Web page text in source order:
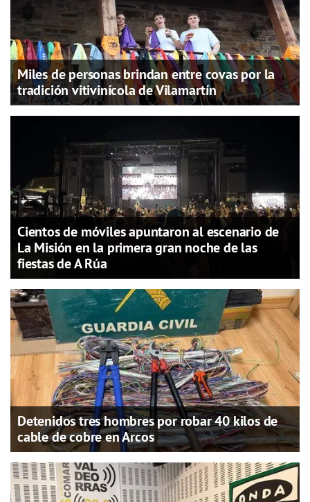
Miles de personas brindan entre covas por la
tradición vitivinícola de Vilamartín
Cientos de móviles apuntaron al escenario de
La Misión en la primera gran noche de las
fiestas de A Rúa
Detenidos tres hombres por robar 40 kilos de
cable de cobre en Arcos